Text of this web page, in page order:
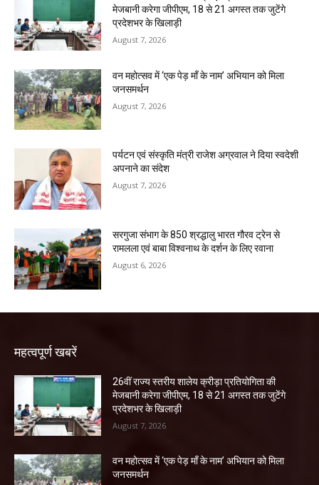
मेजबानी करेगा जीपीएम, 18 से 21 अगस्त तक जुटेंगे
प्रदेशभर के खिलाड़ी
August 7, 2026
वन महोत्सव में ‘एक पेड़ माँ के नाम’ अभियान को मिला
जनसमर्थन
August 7, 2026
पर्यटन एवं संस्कृति मंत्री राजेश अग्रवाल ने दिया स्वदेशी
अपनाने का संदेश
August 7, 2026
सरगुजा संभाग के 850 श्रद्धालु भारत गौरव ट्रेन से
रामलला एवं बाबा विश्वनाथ के दर्शन के लिए रवाना
August 6, 2026
महत्वपूर्ण खबरें
26वीं राज्य स्तरीय शालेय क्रीड़ा प्रतियोगिता की
मेजबानी करेगा जीपीएम, 18 से 21 अगस्त तक जुटेंगे
प्रदेशभर के खिलाड़ी
August 7, 2026
वन महोत्सव में ‘एक पेड़ माँ के नाम’ अभियान को मिला
जनसमर्थन